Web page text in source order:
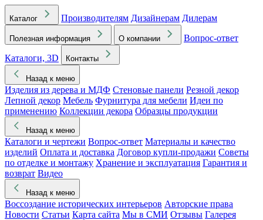
Каталог Производителям Дизайнерам Дилерам
Полезная информация О компании
Вопрос-ответ
Каталоги, 3D
Контакты
Назад к меню
Изделия из дерева и МДФ Стеновые панели Резной декор
Лепной декор Мебель Фурнитура для мебели Идеи по
применению Коллекции декора Образцы продукции
Назад к меню
Каталоги и чертежи Вопрос-ответ Материалы и качество
изделий Оплата и доставка Договор купли-продажи Советы
по отделке и монтажу Хранение и эксплуатация Гарантия и
возврат Видео
Назад к меню
Воссоздание исторических интерьеров Авторские права
Новости Статьи Карта сайта Мы в СМИ Отзывы Галерея